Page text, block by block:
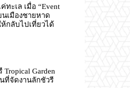
ะเล เมื่อ “Event
นเมืองชายหาด
ห้กลับไปเที่ยวได้
Garden
ที่จัดงานลักชัวรี